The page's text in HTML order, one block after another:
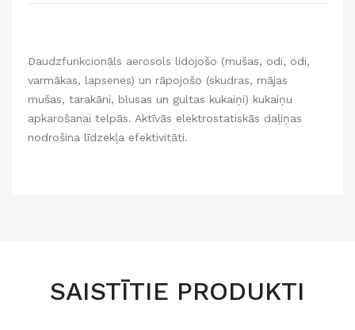
Daudzfunkcionāls aerosols lidojošo (mušas, odi, odi,
varmākas, lapsenes) un rāpojošo (skudras, mājas
mušas, tarakāni, blusas un gultas kukaiņi) kukaiņu
apkarošanai telpās. Aktīvās elektrostatiskās daļiņas
nodrošina līdzekļa efektivitāti.
SAISTĪTIE PRODUKTI